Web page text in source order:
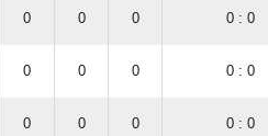
0 0 0 0 : 0
0 0 0 0 : 0
0 0 0 0 : 0